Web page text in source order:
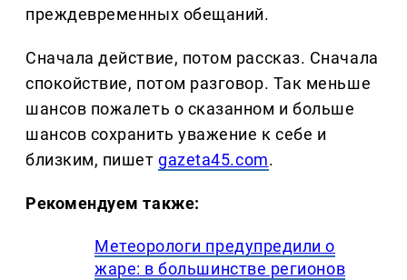
преждевременных обещаний.
Сначала действие, потом рассказ. Сначала
спокойствие, потом разговор. Так меньше
шансов пожалеть о сказанном и больше
шансов сохранить уважение к себе и
близким, пишетgazeta45.com.
Рекомендуем также:
Метеорологи предупредили о
жаре: в большинстве регионов